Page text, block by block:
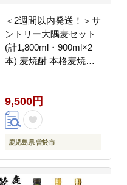
＜2週間以内発送！＞サ
ントリー大隅麦セット
(計1,800ml・900ml×2
本) 麦焼酎 本格麦焼酎
9,500円
鹿児島県 曽於市